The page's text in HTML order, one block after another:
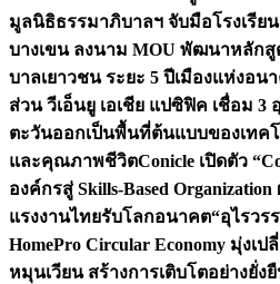
มูลนิธิธรรมาภิบาลฯ จับมือโรงเรี
บางเขน ลงนาม MOU พัฒนาหลัก
บาลเยาวชน ระยะ 5 ปีเมืองแห่งอน
ส่วน วีเอ็นยู เอเชีย แปซิฟิค เชื่อม
ตะวันออกเป็นพื้นที่ต้นแบบของเทคโ
และคุณภาพชีวิตConicle เปิดตัว
องค์กรสู่ Skills-Based
แรงงานไทยรับโลกอนาคต“อุไรวร
HomePro Circular Economy มุ่งเ
หมุนเวียน สร้างการเติบโตอย่างยั่ง